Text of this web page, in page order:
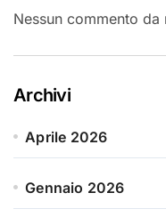
Nessun commento da
Archivi
Aprile 2026
Gennaio 2026